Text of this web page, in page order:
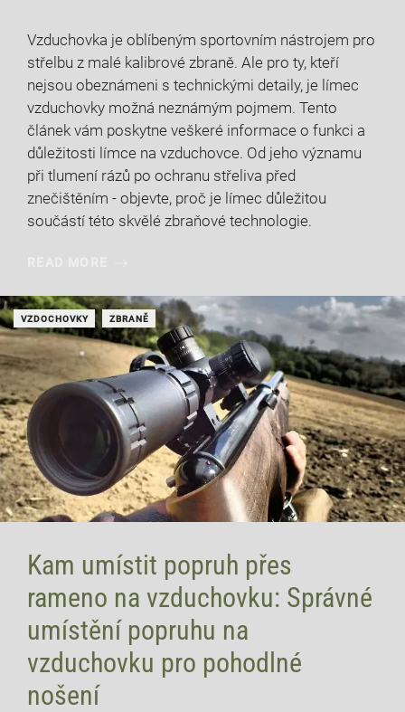
Vzduchovka je oblíbeným sportovním nástrojem pro
střelbu z malé kalibrové zbraně. Ale pro ty, kteří
nejsou obeznámeni s technickými detaily, je límec
vzduchovky možná neznámým pojmem. Tento
článek vám poskytne veškeré informace o funkci a
důležitosti límce na vzduchovce. Od jeho významu
při tlumení rázů po ochranu střeliva před
znečištěním - objevte, proč je límec důležitou
součástí této skvělé zbraňové technologie.
VZDOCHOVKY ZBRANĚ
Kam umístit popruh přes
rameno na vzduchovku: Správné
umístění popruhu na
vzduchovku pro pohodlné
nošení